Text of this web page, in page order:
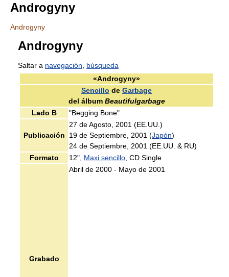
Androgyny
Androgyny
Androgyny
Saltar a navegación
búsqueda
«Androgyny»
Sencillo de Garbage
del álbum Beautifulgarbage
Lado B
"Begging Bone"
Publicación
27 de Agosto, 2001 (EE.UU.)
19 de Septiembre, 2001 (Japón)
24 de Septiembre, 2001 (EE.UU. & RU)
Formato
12", Maxi sencillo , CD Single
Grabado
Abril de 2000 - Mayo de 2001